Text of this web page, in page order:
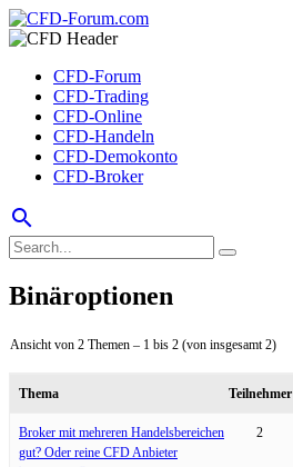
CFD-Forum
CFD-Trading
CFD-Online
CFD-Handeln
CFD-Demokonto
CFD-Broker
search
Binäroptionen
Ansicht von 2 Themen – 1 bis 2 (von insgesamt 2)
Thema Teilnehmer
Broker mit mehreren Handelsbereichen
gut? Oder reine CFD Anbieter
2